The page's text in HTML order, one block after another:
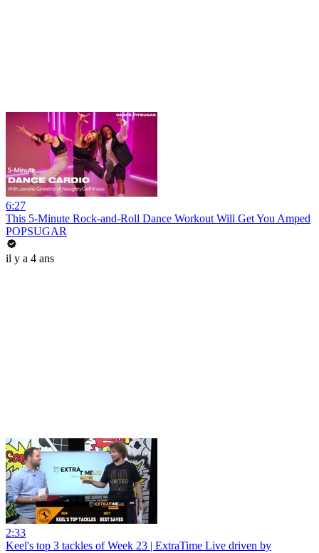
6:27
This 5-Minute Rock-and-Roll Dance Workout Will Get You Amped
POPSUGAR
il y a 4 ans
2:33
Keel's top 3 tackles of Week 23 | ExtraTime Live driven by